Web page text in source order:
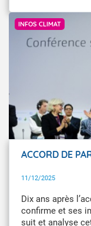
dans une France
une France à +4
de
INFOS CLIMAT
Arnaud Bouissou /
ACCORD DE
11/12/2025
Dix ans après
confirme et ses
suit et analyse